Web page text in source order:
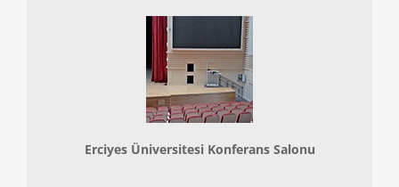
Erciyes Üniversitesi Konferans Salonu